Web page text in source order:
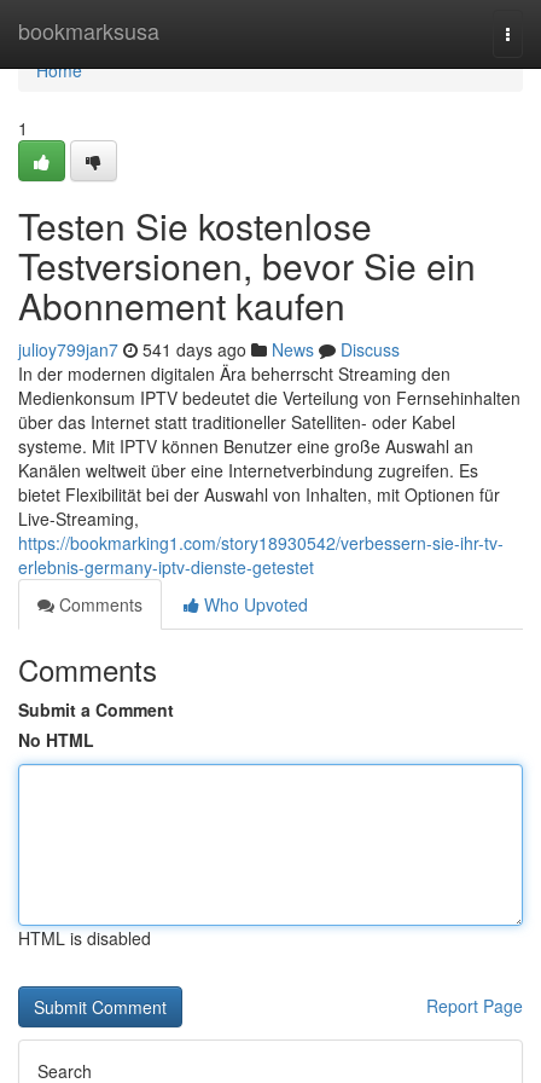
bookmarksusa
Home
Home
1
Testen Sie kostenlose
Testversionen, bevor Sie ein
Abonnement kaufen
julioy799jan7 541 days ago News
Discuss
In der modernen digitalen Ära beherrscht Streaming den
Medienkonsum IPTV bedeutet die Verteilung von Fernsehinhalten
über das Internet statt traditioneller Satelliten- oder Kabel
systeme. Mit IPTV können Benutzer eine große Auswahl an
Kanälen weltweit über eine Internetverbindung zugreifen. Es
bietet Flexibilität bei der Auswahl von Inhalten, mit Optionen für
Live-Streaming,
https://bookmarking1.com/story18930542/verbessern-sie-ihr-tv-
erlebnis-germany-iptv-dienste-getestet
Comments
Who Upvoted
Comments
Submit a Comment
No HTML
HTML is disabled
Report Page
Search